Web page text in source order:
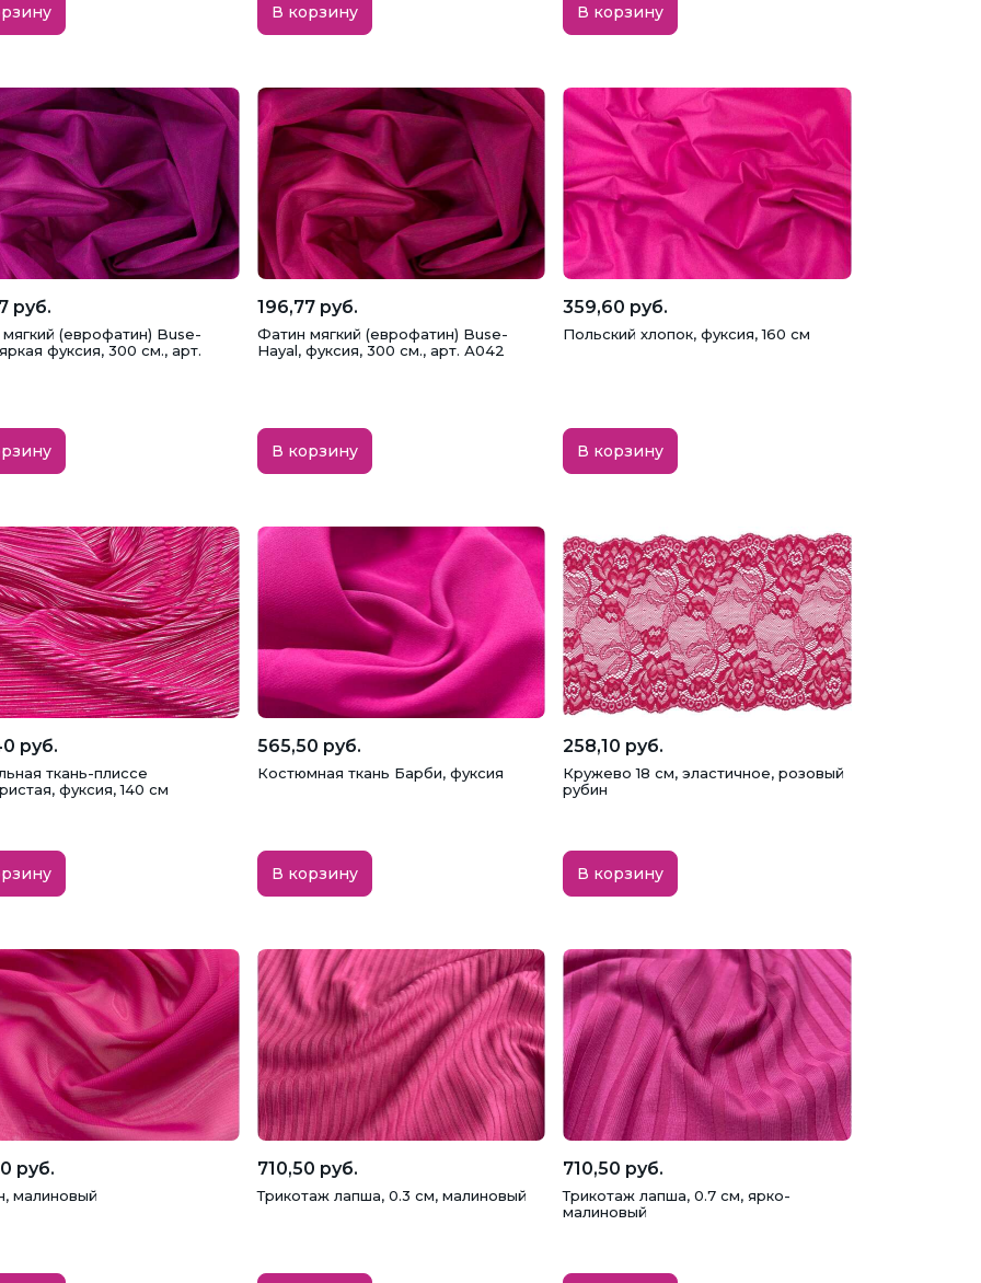
В корзину В корзину
руб.
(еврофатин) Buse-
фуксия, 300 см., арт.
196,77 руб.
Фатин мягкий (еврофатин) Buse-
Hayal, фуксия, 300 см., арт. А042
В корзину
359,60 руб.
Польский хлопок, фуксия, 160 см
В корзину
руб.
ткань-плиссе
фуксия, 140 см
565,50 руб.
Костюмная ткань Барби, фуксия
В корзину
258,10 руб.
Кружево 18 см, эластичное, розовый
рубин
В корзину
руб.
малиновый
710,50 руб.
Трикотаж лапша, 0.3 см, малиновый
710,50 руб.
Трикотаж лапша, 0.7 см, ярко-
малиновый